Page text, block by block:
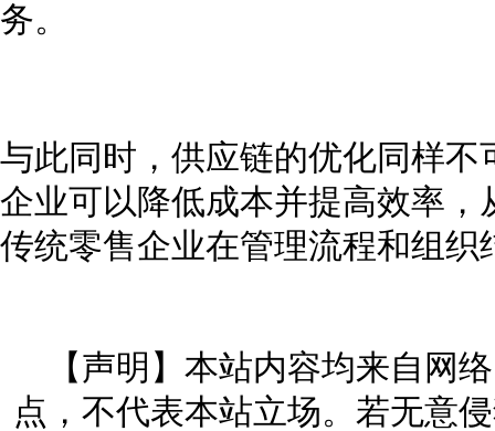
务。
与此同时，供应链的优化同样
企业可以降低成本并提高效率
传统零售企业在管理流程和组织
【声明】本站内容均来自网
点，不代表本站立场。若无意